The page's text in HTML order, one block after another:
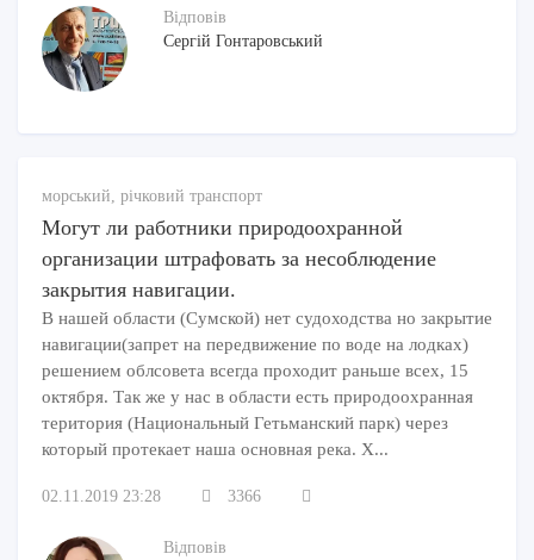
Відповів
Сергій Гонтаровський
морський, річковий транспорт
Могут ли работники природоохранной
организации штрафовать за несоблюдение
закрытия навигации.
В нашей области (Сумской) нет судоходства но закрытие
навигации(запрет на передвижение по воде на лодках)
решением облсовета всегда проходит раньше всех, 15
октября. Так же у нас в области есть природоохранная
територия (Национальный Гетьманский парк) через
который протекает наша основная река. Х...
02.11.2019 23:28 3366
Відповів